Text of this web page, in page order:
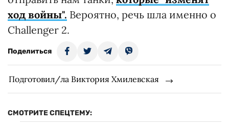
ход войны". Вероятно, речь шла именно о
Challenger 2.
Поделиться
Подготовил/ла Виктория Хмилевская
СМОТРИТЕ СПЕЦТЕМУ: